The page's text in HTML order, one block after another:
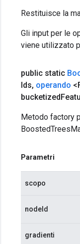
Restituisce la
Gli input per le
viene utilizzato
public static
Ids, operando
bucketized
Metodo factory
Parametri
scopo
nodeId
gradienti